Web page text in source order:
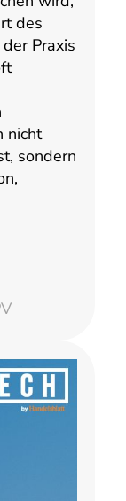
des
Praxis
nicht
sondern